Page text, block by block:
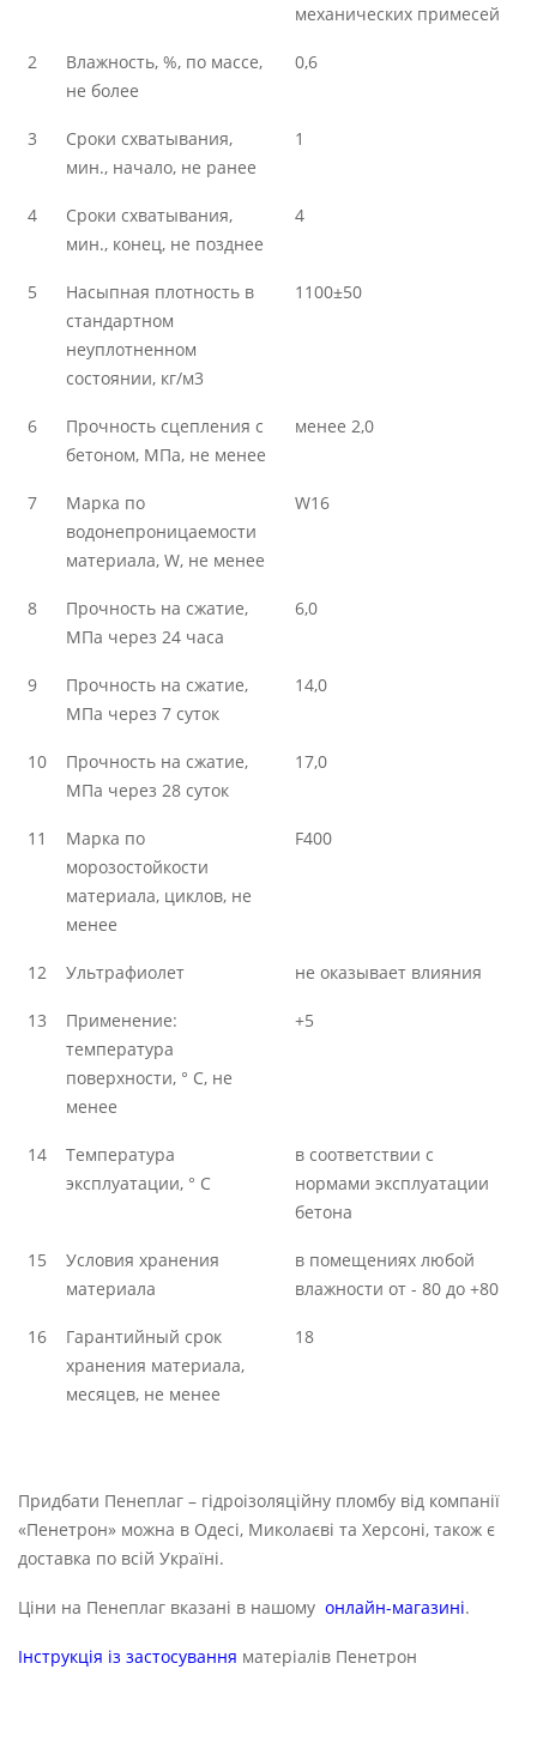
механических примесей
2
Влажность, %, по массе,
не более
0,6
3
Сроки схватывания,
мин., начало, не ранее
1
4
Сроки схватывания,
мин., конец, не позднее
4
5
Насыпная плотность в
стандартном
неуплотненном
состоянии, кг/м3
1100±50
6
Прочность сцепления с
бетоном, МПа, не менее
менее 2,0
7
Марка по
водонепроницаемости
материала, W, не менее
W16
8
Прочность на сжатие,
МПа через 24 часа
6,0
9
Прочность на сжатие,
МПа через 7 суток
14,0
10
Прочность на сжатие,
МПа через 28 суток
17,0
11
Марка по
морозостойкости
материала, циклов, не
менее
F400
12 Ультрафиолет не оказывает влияния
13
Применение:
температура
поверхности, ° С, не
менее
+5
14
Температура
эксплуатации, ° С
в соответствии с
нормами эксплуатации
бетона
15
Условия хранения
материала
в помещениях любой
влажности от - 80 до +80
16
Гарантийный срок
хранения материала,
месяцев, не менее
18
Придбати Пенеплаг – гідроізоляційну пломбу від компанії
«Пенетрон» можна в Одесі, Миколаєві та Херсоні, також є
доставка по всій Україні.
Ціни на Пенеплаг вказані в нашому онлайн-магазині.
Інструкція із застосування матеріалів Пенетрон